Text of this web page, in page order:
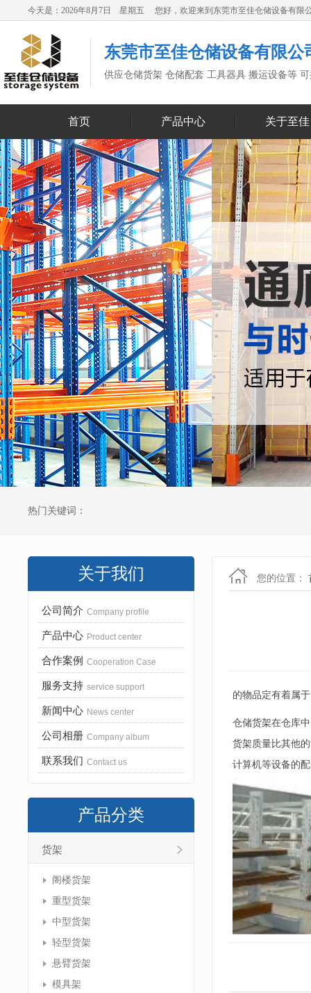
今天是：2026年8月7日 星期五 您好，欢迎来到东莞市至佳仓储设备有限
东莞市至佳仓储设备有限公
供应仓储货架 仓储配套 工具器具 搬运设备等
首页 产品中心 关于至佳
热门关键词：
关于我们
公司简介 Company profile
产品中心 Product center
合作案例 Cooperation Case
服务支持 service support
新闻中心 News center
公司相册 Company album
联系我们 Contact us
产品分类
货架
阁楼货架
重型货架
中型货架
轻型货架
悬臂货架
模具架
您的位置：
的物品定有着属
仓储货架在仓库
货架质量比其他
计算机等设备的